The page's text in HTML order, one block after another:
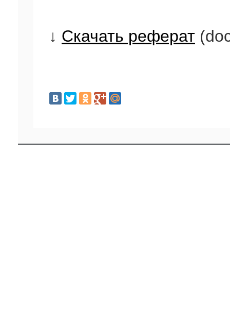
↓ Скачать реферат